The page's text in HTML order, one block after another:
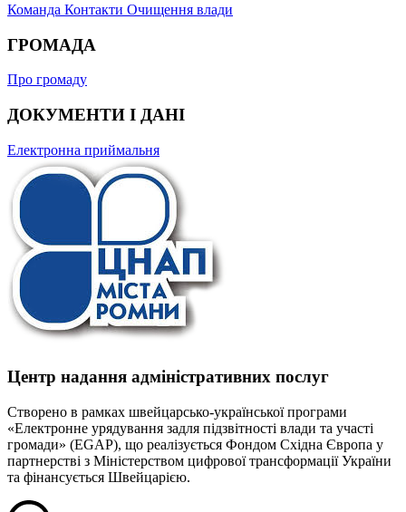
Команда Контакти Очищення влади
ГРОМАДА
Про громаду
ДОКУМЕНТИ І ДАНІ
Електронна приймальня
Центр надання адміністративних послуг
Створено в рамках швейцарсько-української програми
«Електронне урядування задля підзвітності влади та участі
громади» (EGAP), що реалізується Фондом Східна Європа у
партнерстві з Міністерством цифрової трансформації України
та фінансується Швейцарією.